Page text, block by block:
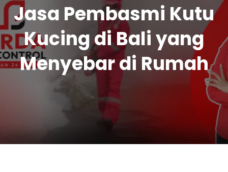
Jasa Pembasmi Kutu
Kucing di Bali yang
Menyebar di Rumah